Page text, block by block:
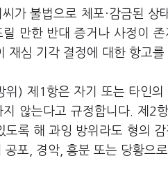
가 불법으로 체포·감금된 상
만한 반대 증거나 사정이
재심 기각 결정에 대한 항고
위) 제1항은 자기 또는 타인
지 않는다고 규정합니다. 제2
도록 해 과잉 방위라도 형의
공포, 경악, 흥분 또는 당황으